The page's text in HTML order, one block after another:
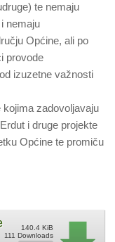
te nemaju
nemaju
Općine, ali po
provode
izuzetne važnosti
kojima zadovoljavaju
i druge projekte
Općine te promiču
140.4 KiB
111 Downloads